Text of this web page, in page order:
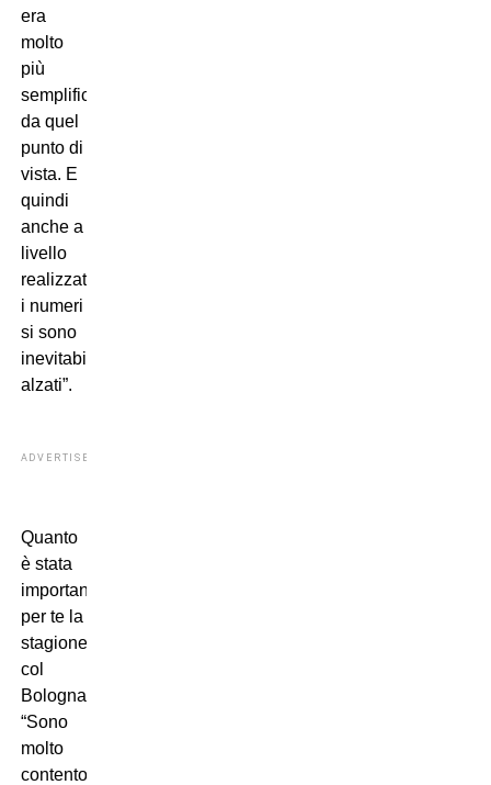
era
molto
più
semplificato
da quel
punto di
vista. E
quindi
anche a
livello
realizzativo
i numeri
si sono
inevitabilmente
alzati”.
ADVERTISEMENT
Quanto
è stata
importante
per te la
stagione
col
Bologna?
“Sono
molto
contento